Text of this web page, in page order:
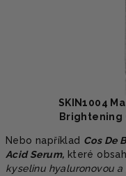
SKIN1004
Brightening
Nebo například Cos De
Acid Serum, které
kyselinu hyaluronovou a